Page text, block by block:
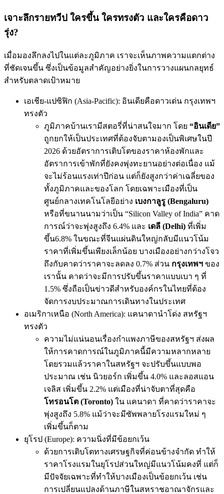
เจาะลึกรายทวีป ใครขึ้น ใครทรงตัว และใครคือดาว
รุ่ง?
เมื่อมองลึกลงไปในแต่ละภูมิภาค เราจะเห็นภาพความแตกต่าง
ที่ชัดเจนขึ้น ซึ่งเป็นข้อมูลสำคัญอย่างยิ่งในการวางแผนกลยุทธ์
สำหรับตลาดเป้าหมาย
เอเชีย-แปซิฟิก (Asia-Pacific): อินเดียคือดาวเด่น กรุงเทพฯ
ทรงตัว
ภูมิภาคบ้านเรามีสตอรี่ที่น่าสนใจมาก โดย “อินเดีย”
ถูกยกให้เป็นประเทศที่ต้องจับตามองเป็นพิเศษในปี
2026 ด้วยอัตราการเติบโตของราคาห้องพักและ
อัตราการเข้าพักที่ยังคงพุ่งทะยานอย่างต่อเนื่อง แม้
จะไม่ร้อนแรงเท่าปีก่อน แต่ก็ยังสูงกว่าค่าเฉลี่ยของ
ทั้งภูมิภาคและของโลก โดยเฉพาะเมืองที่เป็น
ศูนย์กลางเทคโนโลยีอย่าง เบงกาลูรู (Bengaluru)
หรือที่ขนานนามว่าเป็น “Silicon Valley of India” คาด
การณ์ว่าจะพุ่งสูงถึง 6.4% และ เดลี (Delhi) ที่เพิ่ม
ขึ้น6.8% ในขณะที่จีนแผ่นดินใหญ่กลับมีแนวโน้ม
ราคาที่เพิ่มขึ้นเพียงเล็กน้อย บางเมืองอย่างกว่างโจว
ถึงกับคาดว่าราคาจะลดลง 0.7% ส่วน กรุงเทพฯ ของ
เรานั้น คาดว่าจะมีการปรับขึ้นราคาแบบเบา ๆ ที่
1.5% ซึ่งถือเป็นข่าวดีสำหรับองค์กรในไทยที่ต้อง
จัดการงบประมาณการเดินทางในประเทศ
อเมริกาเหนือ (North America): แคนาดานำโด่ง สหรัฐฯ
ทรงตัว
ความไม่แน่นอนเรื่องกำแพงภาษีของสหรัฐฯ ส่งผล
ให้การคาดการณ์ในภูมิภาคนี้มีความหลากหลาย
โดยรวมแล้วราคาในสหรัฐฯ จะปรับขึ้นแบบพอ
ประมาณ เช่น นิวยอร์ก เพิ่มขึ้น 4.0% และลอสแอน
เจลิส เพิ่มขึ้น 2.2% แต่เมืองที่น่าจับตาที่สุดคือ
โทรอนโต (Toronto) ใน แคนาดา ที่คาดว่าราคาจะ
พุ่งสูงถึง 5.8% แม้ว่าจะมีซัพพลายโรงแรมใหม่ ๆ
เพิ่มขึ้นก็ตาม
ยุโรป (Europe): ความนิ่งที่มีข้อยกเว้น
ด้วยการเติบโตทางเศรษฐกิจที่ค่อนข้างจำกัด ทำให้
ราคาโรงแรมในยุโรปส่วนใหญ่มีแนวโน้มคงที่ แต่ก็
มีปัจจัยเฉพาะที่ทำให้บางเมืองเป็นข้อยกเว้น เช่น
การเปลี่ยนแปลงด้านภาษีในสหราชอาณาจักรและ